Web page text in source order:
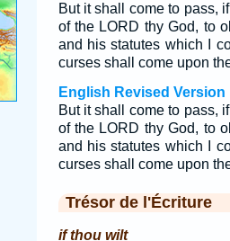
But it shall come to pass,
of the LORD thy God, to
and his statutes which I
curses shall come upon
English Revised Version
But it shall come to pass,
of the LORD thy God, to
and his statutes which I
curses shall come upon
Trésor de l'Écriture
if thou wilt